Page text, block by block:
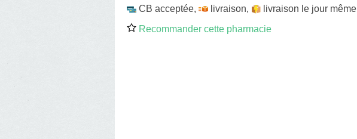
CB acceptée, livraison,
livraison le jour même
Recommander cette pharmacie